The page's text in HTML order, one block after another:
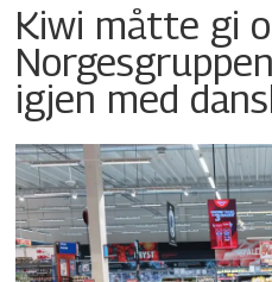
Kiwi måtte gi
igjen med